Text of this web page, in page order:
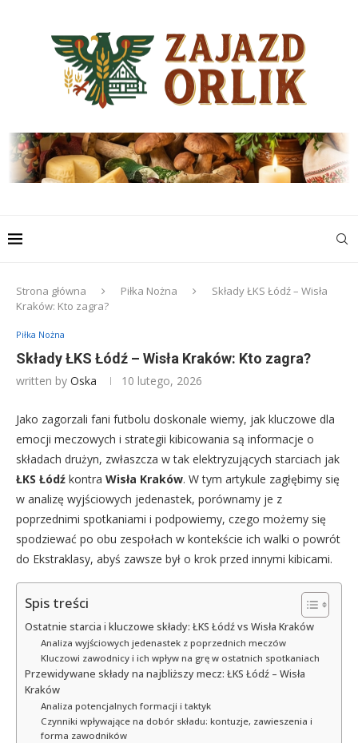
Strona główna Piłka Nożna
Składy ŁKS Łódź – Wisła
Kraków: Kto zagra?
Piłka Nożna
Składy ŁKS Łódź – Wisła Kraków: Kto zagra?
written by Oska 10 lutego, 2026
Jako zagorzali fani futbolu doskonale wiemy, jak kluczowe dla
emocji meczowych i strategii kibicowania są informacje o
składach drużyn, zwłaszcza w tak elektryzujących starciach jak
ŁKS Łódź kontra Wisła Kraków. W tym artykule zagłębimy się
w analizę wyjściowych jedenastek, porównamy je z
poprzednimi spotkaniami i podpowiemy, czego możemy się
spodziewać po obu zespołach w kontekście ich walki o powrót
do Ekstraklasy, abyś zawsze był o krok przed innymi kibicami.
Spis treści
Ostatnie starcia i kluczowe składy: ŁKS Łódź vs Wisła Kraków
Analiza wyjściowych jedenastek z poprzednich meczów
Kluczowi zawodnicy i ich wpływ na grę w ostatnich spotkaniach
Przewidywane składy na najbliższy mecz: ŁKS Łódź – Wisła
Kraków
Analiza potencjalnych formacji i taktyk
Czynniki wpływające na dobór składu: kontuzje, zawieszenia i
forma zawodników